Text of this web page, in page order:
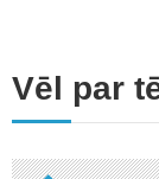
Vēl par